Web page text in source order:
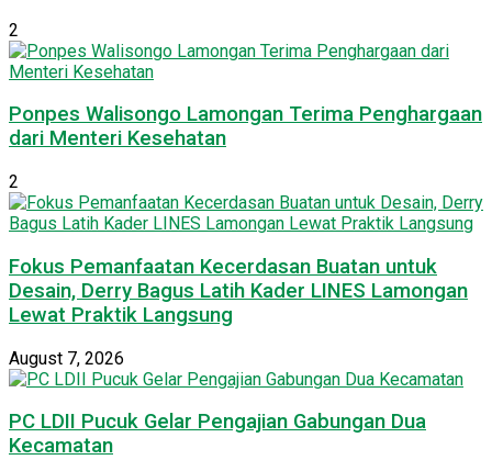
2
Ponpes Walisongo Lamongan Terima Penghargaan
dari Menteri Kesehatan
2
Fokus Pemanfaatan Kecerdasan Buatan untuk
Desain, Derry Bagus Latih Kader LINES Lamongan
Lewat Praktik Langsung
August 7, 2026
PC LDII Pucuk Gelar Pengajian Gabungan Dua
Kecamatan